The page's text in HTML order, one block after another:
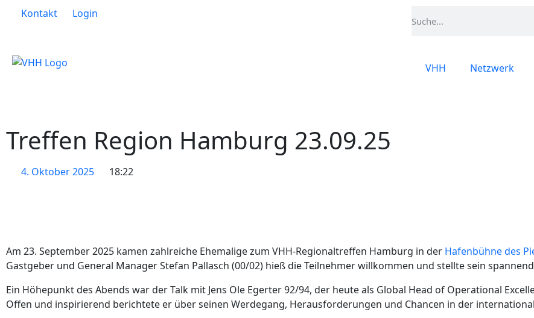
Kontakt Login
VHH Netzwerk
Treffen Region Hamburg 23.09.25
4. Oktober 2025 18:22
Am 23. September 2025 kamen zahlreiche Ehemalige zum VHH-Regionaltreffen Hamburg in der Hafenbühne des
Gastgeber und General Manager Stefan Pallasch (00/02) hieß die Teilnehmer willkommen und stellte sein
Ein Höhepunkt des Abends war der Talk mit Jens Ole Egerter 92/94, der heute als Global Head of Operational
Offen und inspirierend berichtete er über seinen Werdegang, Herausforderungen und Chancen in der